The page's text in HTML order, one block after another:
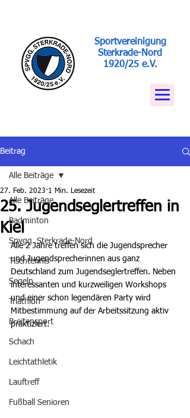
Sportvereinigung
Sterkrade-Nord
1920/25 e.V.
Beitrag
Alle Beiträge
Badminton
Spvgg. Sterkrade-Nord
Tischtennis
Segeln
Triathlon
Breitensport
Schach
Leichtathletik
Lauftreff
Fußball Senioren
Alle Beiträge
25. Jugendseglertreffen in
Kiel
27. Feb. 2023 1 Min. Lesezeit
Alle 2 Jahre treffen sich die Jugendsprecher
und Jugendsprecherinnen aus ganz
Deutschland zum Jugendseglertreffen. Neben
interessanten und kurzweiligen Workshops
und einer schon legendären Party wird
Mitbestimmung auf der Arbeitssitzung aktiv
praktiziert.